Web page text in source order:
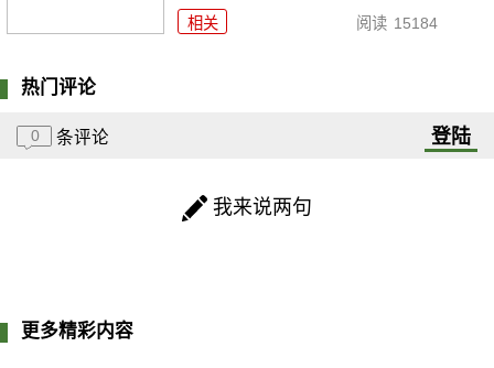
相关 阅读 15184
热门评论
0 条评论 登陆
我来说两句
更多精彩内容